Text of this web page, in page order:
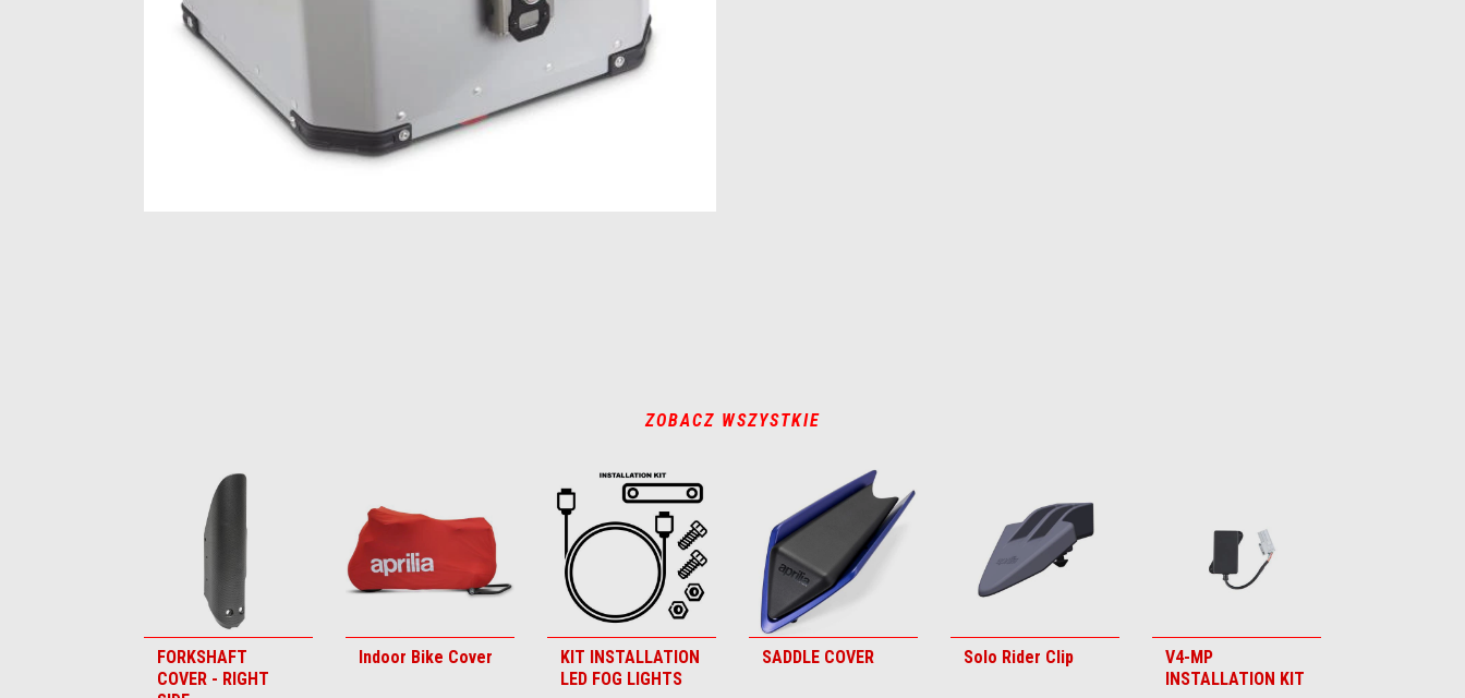
ZOBACZ WSZYSTKIE
FORKSHAFT
COVER - RIGHT
Indoor Bike Cover
KIT INSTALLATION
LED FOG LIGHTS
SADDLE COVER Solo Rider Clip
V4-MP
INSTALLATION KIT